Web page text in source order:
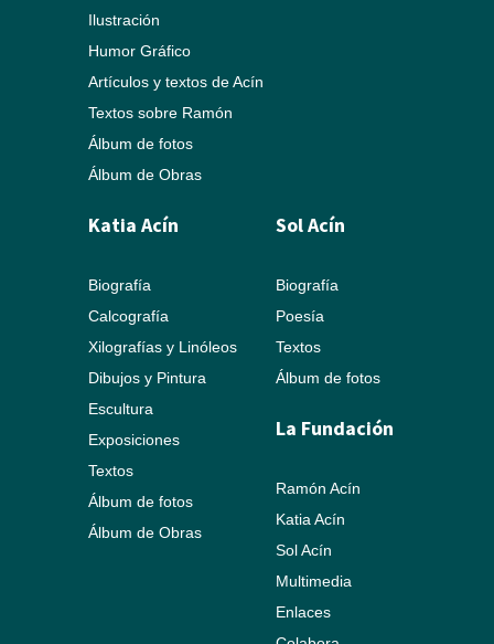
Ilustración
Humor Gráfico
Artículos y textos de Acín
Textos sobre Ramón
Álbum de fotos
Álbum de Obras
Katia Acín
Biografía
Calcografía
Xilografías y Linóleos
Dibujos y Pintura
Escultura
Exposiciones
Textos
Álbum de fotos
Álbum de Obras
Sol Acín
Biografía
Poesía
Textos
Álbum de fotos
La Fundación
Ramón Acín
Katia Acín
Sol Acín
Multimedia
Enlaces